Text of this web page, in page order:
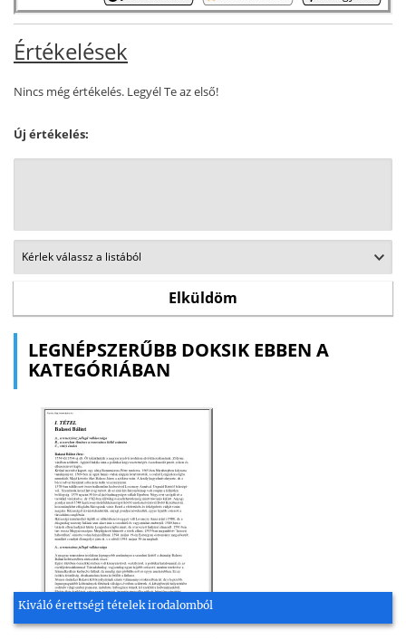
Értékelések
Nincs még értékelés. Legyél Te az első!
Új értékelés:
LEGNÉPSZERŰBB DOKSIK EBBEN A
KATEGÓRIÁBAN
Kiváló érettségi tételek irodalomból